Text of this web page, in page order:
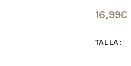
16,99€
TALLA